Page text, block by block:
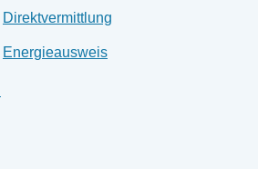
Direktvermittlung
Energieausweis